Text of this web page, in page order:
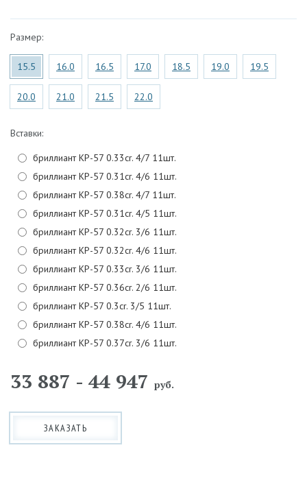
Размер:
15.5 16.0 16.5 17.0 18.5 19.0 19.5
20.0 21.0 21.5 22.0
Вставки:
бриллиант КР-57 0.33cr. 4/7 11шт.
бриллиант КР-57 0.31cr. 4/6 11шт.
бриллиант КР-57 0.38cr. 4/7 11шт.
бриллиант КР-57 0.31cr. 4/5 11шт.
бриллиант КР-57 0.32cr. 3/6 11шт.
бриллиант КР-57 0.32cr. 4/6 11шт.
бриллиант КР-57 0.33cr. 3/6 11шт.
бриллиант КР-57 0.36cr. 2/6 11шт.
бриллиант КР-57 0.3cr. 3/5 11шт.
бриллиант КР-57 0.38cr. 4/6 11шт.
бриллиант КР-57 0.37cr. 3/6 11шт.
33 887 - 44 947 руб.
ЗАКАЗАТЬ